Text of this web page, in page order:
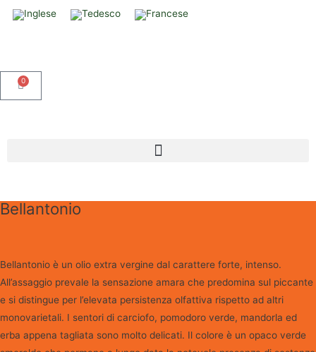
0
Bellantonio
Bellantonio è un olio extra vergine dal carattere forte, intenso.
All’assaggio prevale la sensazione amara che predomina sul piccante
e si distingue per l’elevata persistenza olfattiva rispetto ad altri
monovarietali. I sentori di carciofo, pomodoro verde, mandorla ed
erba appena tagliata sono molto delicati. Il colore è un opaco verde